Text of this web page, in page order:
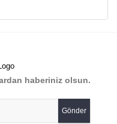
haberiniz olsun.
Gönder